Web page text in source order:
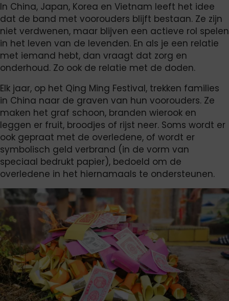
In China, Japan, Korea en Vietnam leeft het idee
dat de band met voorouders blijft bestaan. Ze zijn
niet verdwenen, maar blijven een actieve rol spelen
in het leven van de levenden. En als je een relatie
met iemand hebt, dan vraagt dat zorg en
onderhoud. Zo ook de relatie met de doden.
Elk jaar, op het Qing Ming Festival, trekken families
in China naar de graven van hun voorouders. Ze
maken het graf schoon, branden wierook en
leggen er fruit, broodjes of rijst neer. Soms wordt er
ook gepraat met de overledene, of wordt er
symbolisch geld verbrand (in de vorm van
speciaal bedrukt papier), bedoeld om de
overledene in het hiernamaals te ondersteunen.